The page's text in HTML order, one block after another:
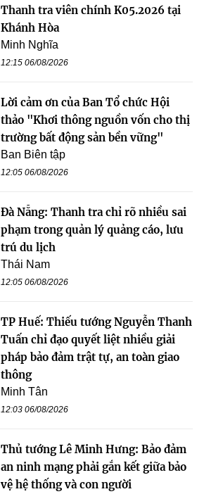
Thanh tra viên chính K05.2026 tại
Khánh Hòa
Minh Nghĩa
12:15 06/08/2026
Lời cảm ơn của Ban Tổ chức Hội
thảo "Khơi thông nguồn vốn cho thị
trường bất động sản bền vững"
Ban Biên tập
12:05 06/08/2026
Đà Nẵng: Thanh tra chỉ rõ nhiều sai
phạm trong quản lý quảng cáo, lưu
trú du lịch
Thái Nam
12:05 06/08/2026
TP Huế: Thiếu tướng Nguyễn Thanh
Tuấn chỉ đạo quyết liệt nhiều giải
pháp bảo đảm trật tự, an toàn giao
thông
Minh Tân
12:03 06/08/2026
Thủ tướng Lê Minh Hưng: Bảo đảm
an ninh mạng phải gắn kết giữa bảo
vệ hệ thống và con người